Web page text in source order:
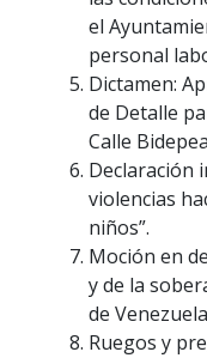
el
personal
Dictamen:
de Detalle
Calle
Declaración
violencias
niños”.
Moción en
y de la
de
Ruegos y